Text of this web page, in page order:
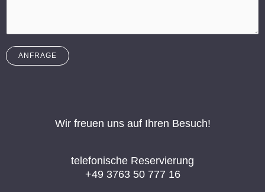
ANFRAGE
Wir freuen uns auf Ihren Besuch!
telefonische Reservierung
+49 3763 50 777 16